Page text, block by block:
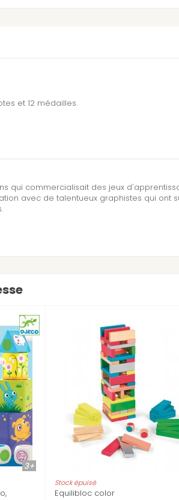
et 12 médailles.
qui commercialisait des jeux
avec de talentueux graphistes qui ont
Aquanemo
Pyramide